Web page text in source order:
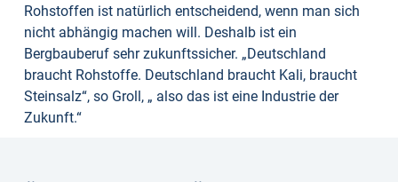
Rohstoffen ist natürlich entscheidend, wenn man sich
nicht abhängig machen will. Deshalb ist ein
Bergbauberuf sehr zukunftssicher. „Deutschland
braucht Rohstoffe. Deutschland braucht Kali, braucht
Steinsalz“, so Groll, „ also das ist eine Industrie der
Zukunft.“